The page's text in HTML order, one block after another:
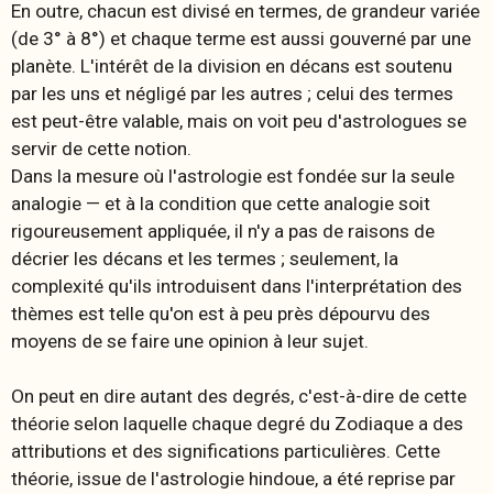
En outre, chacun est divisé en termes, de grandeur variée
(de 3° à 8°) et chaque terme est aussi gouverné par une
planète. L'intérêt de la division en décans est soutenu
par les uns et négligé par les autres ; celui des termes
est peut-être valable, mais on voit peu d'astrologues se
servir de cette notion.
Dans la mesure où l'astrologie est fondée sur la seule
analogie — et à la condition que cette analogie soit
rigoureusement appliquée, il n'y a pas de raisons de
décrier les décans et les termes ; seulement, la
complexité qu'ils introduisent dans l'interprétation des
thèmes est telle qu'on est à peu près dépourvu des
moyens de se faire une opinion à leur sujet.
On peut en dire autant des degrés, c'est-à-dire de cette
théorie selon laquelle chaque degré du Zodiaque a des
attributions et des significations particulières. Cette
théorie, issue de l'astrologie hindoue, a été reprise par